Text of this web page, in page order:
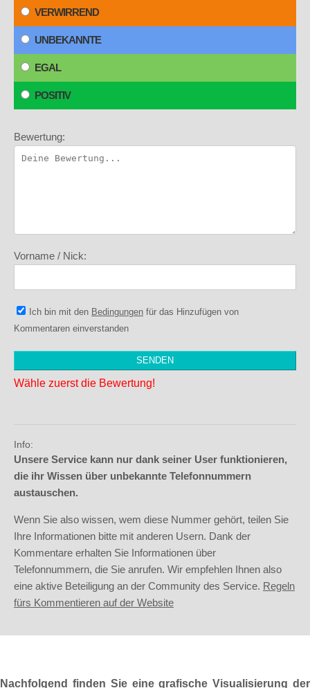
VERWIRREND
UNBEKANNTE
EGAL
POSITIV
Bewertung:
Vorname / Nick:
Ich bin mit den Bedingungen für das Hinzufügen von
Kommentaren einverstanden
Wähle zuerst die Bewertung!
Info:
Unsere Service kann nur dank seiner User funktionieren,
die ihr Wissen über unbekannte Telefonnummern
austauschen.
Wenn Sie also wissen, wem diese Nummer gehört, teilen Sie
Ihre Informationen bitte mit anderen Usern. Dank der
Kommentare erhalten Sie Informationen über
Telefonnummern, die Sie anrufen. Wir empfehlen Ihnen also
eine aktive Beteiligung an der Community des Service. Regeln
fürs Kommentieren auf der Website
Nachfolgend finden Sie eine grafische Visualisierung der